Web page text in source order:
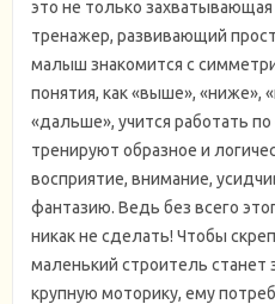
это не только
тренажер, развивающий
малыш знакомится с
понятия, как «выше», «ниже»,
«дальше», учится работать
тренируют образное и
восприятие, внимание,
фантазию. Ведь без всего
никак не сделать! Чтобы
маленький строитель станет
крупную моторику, ему